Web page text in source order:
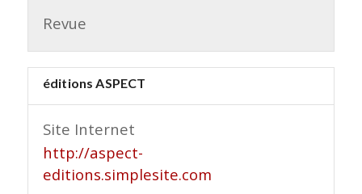
Revue
éditions ASPECT
Site Internet
http://aspect-
editions.simplesite.com